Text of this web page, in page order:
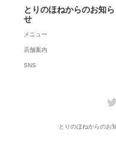
とりのほねからのお知ら
せ
メニュー
店舗案内
SNS
とりのほねからのお